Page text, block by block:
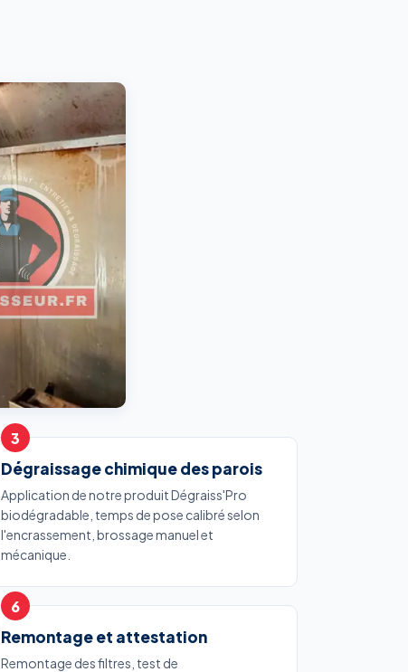
Dégraissage chimique des parois
Application de notre produit Dégraiss'Pro
biodégradable, temps de pose calibré selon
l'encrassement, brossage manuel et
mécanique.
Remontage et attestation
Remontage des filtres, test de